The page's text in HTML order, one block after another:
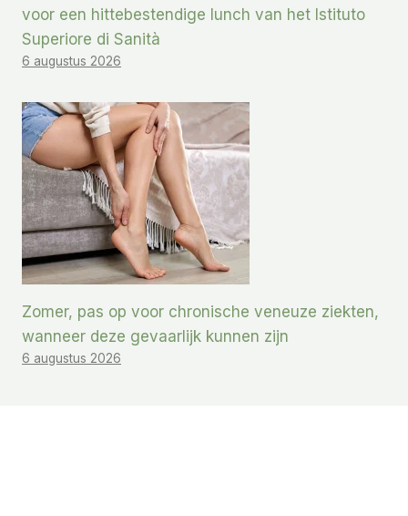
voor een hittebestendige lunch van het Istituto
Superiore di Sanità
6 augustus 2026
Zomer, pas op voor chronische veneuze ziekten,
wanneer deze gevaarlijk kunnen zijn
6 augustus 2026